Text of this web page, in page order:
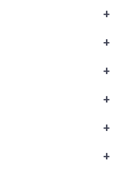
+
+
+
+
+
+